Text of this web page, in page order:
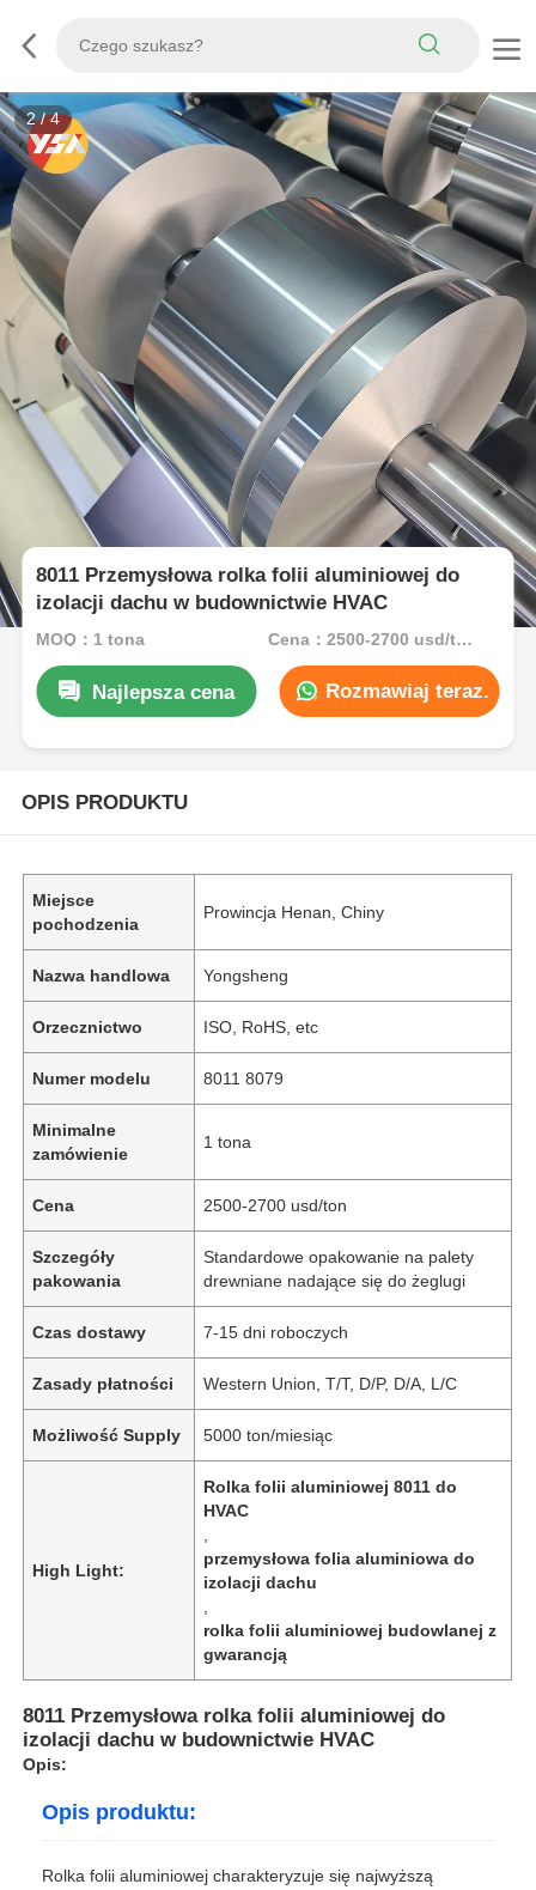
3/4
8011 Przemysłowa rolka folii aluminiowej do
izolacji dachu w budownictwie HVAC
MOQ：1 tona Cena：2500-2700 usd/ton
Najlepsza cena Rozmawiaj teraz.
OPIS PRODUKTU
Miejsce
pochodzenia
Prowincja Henan, Chiny
Nazwa handlowa Yongsheng
Orzecznictwo ISO, RoHS, etc
Numer modelu 8011 8079
Minimalne
zamówienie
1 tona
Cena 2500-2700 usd/ton
Szczegóły
pakowania
Standardowe opakowanie na palety
drewniane nadające się do żeglugi
Czas dostawy 7-15 dni roboczych
Zasady płatności Western Union, T/T, D/P, D/A, L/C
Możliwość Supply 5000 ton/miesiąc
High Light:
Rolka folii aluminiowej 8011 do
HVAC
przemysłowa folia aluminiowa do
izolacji dachu
rolka folii aluminiowej budowlanej z
gwarancją
8011 Przemysłowa rolka folii aluminiowej do
izolacji dachu w budownictwie HVAC
Opis:
Opis produktu:
Rolka folii aluminiowej charakteryzuje się najwyższą